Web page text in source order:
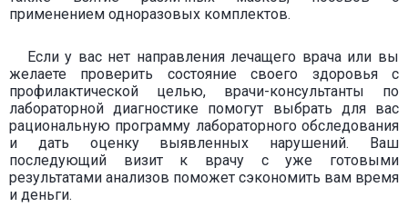
применением одноразовых комплектов.
Если у вас нет направления лечащего врача или вы
желаете проверить состояние своего здоровья с
профилактической целью, врачи-консультанты по
лабораторной диагностике помогут выбрать для вас
рациональную программу лабораторного обследования
и дать оценку выявленных нарушений. Ваш
последующий визит к врачу с уже готовыми
результатами анализов поможет сэкономить вам время
и деньги.